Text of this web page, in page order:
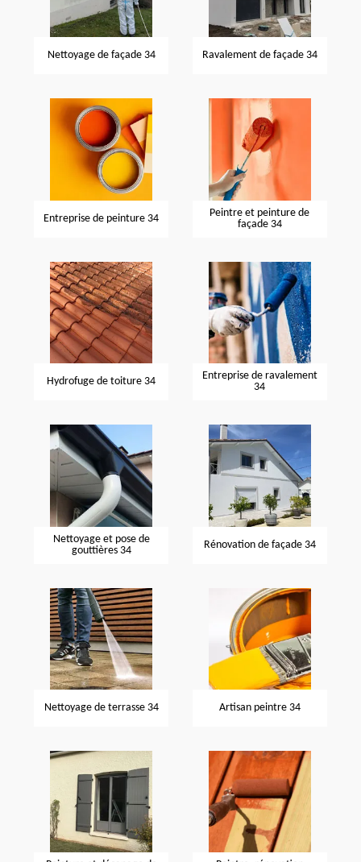
Nettoyage de façade 34 Ravalement de façade 34
Entreprise de peinture 34
Peintre et peinture de
façade 34
Hydrofuge de toiture 34
Entreprise de ravalement
34
Nettoyage et pose de
gouttières 34
Rénovation de façade 34
Nettoyage de terrasse 34 Artisan peintre 34